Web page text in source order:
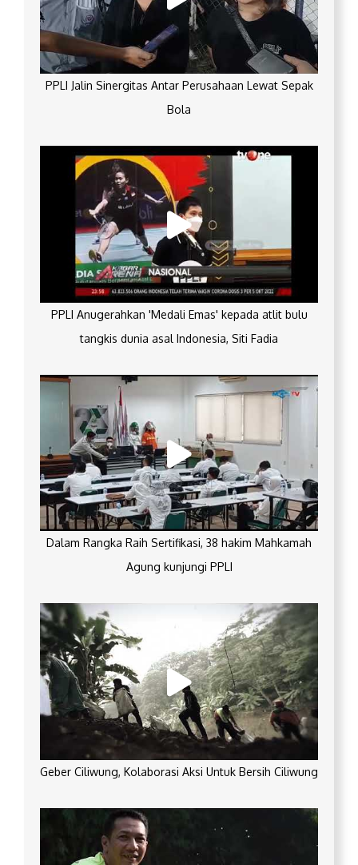
PPLI Jalin Sinergitas Antar Perusahaan Lewat Sepak
Bola
PPLI Anugerahkan 'Medali Emas' kepada atlit bulu
tangkis dunia asal Indonesia, Siti Fadia
Dalam Rangka Raih Sertifikasi, 38 hakim Mahkamah
Agung kunjungi PPLI
Geber Ciliwung, Kolaborasi Aksi Untuk Bersih Ciliwung